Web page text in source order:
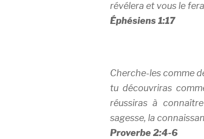
révélera et vous le
Éphésiens 1:17
Cherche-les comme
tu découvriras
réussiras à
sagesse, la
Proverbe 2:4‭-‬6